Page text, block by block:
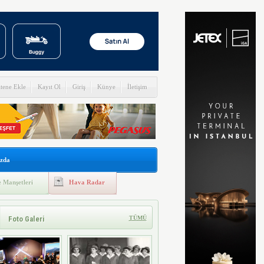
Ekle Kayıt Ol Giriş Künye İletişim
Manşetleri Hava Radar
Foto Galeri TÜMÜ